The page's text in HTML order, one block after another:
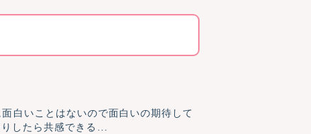
たりしたら共感できる...